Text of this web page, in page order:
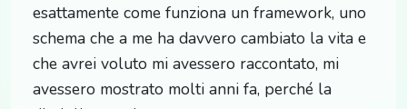
esattamente come funziona un framework, uno
schema che a me ha davvero cambiato la vita e
che avrei voluto mi avessero raccontato, mi
avessero mostrato molti anni fa, perché la